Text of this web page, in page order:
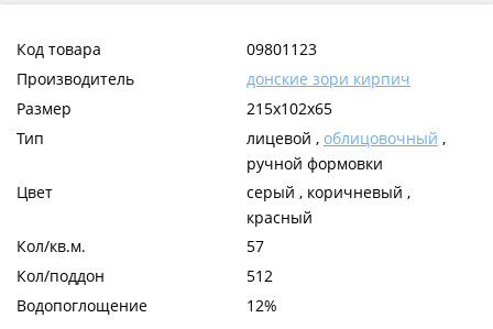
Код товара
09801123
Производитель
донские зори кирпич
Размер
215x102x65
Тип
лицевой , облицовочный ,
ручной формовки
Цвет
серый , коричневый ,
красный
Кол/кв.м.
57
Кол/поддон
512
Водопоглощение
12%